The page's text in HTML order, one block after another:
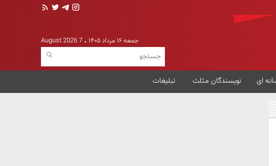
جمعه ۱۶ مرداد ۱۴۰۵ 7 August 2026
ای نویسندگان مثلث تبلیغات